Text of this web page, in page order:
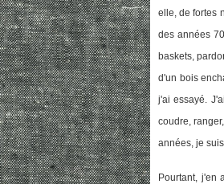
elle, de fortes
des années
baskets,
d'un bois
j'ai essayé.
coudre,
années, je
Pourtant, j'en